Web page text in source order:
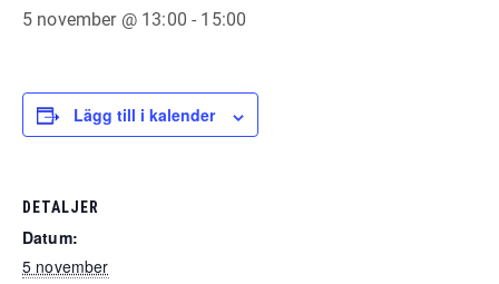
5 november @ 13:00 - 15:00
Lägg till i kalender
DETALJER
Datum:
5 november